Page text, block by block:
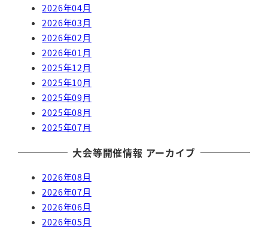
2026年04月
2026年03月
2026年02月
2026年01月
2025年12月
2025年10月
2025年09月
2025年08月
2025年07月
大会等開催情報 アーカイブ
2026年08月
2026年07月
2026年06月
2026年05月